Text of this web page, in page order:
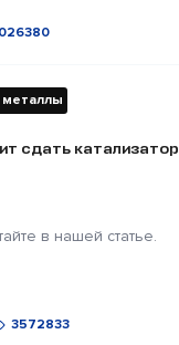
сдать катализатор
в нашей статье.
3572833